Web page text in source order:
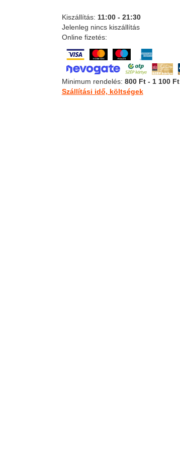
Kiszállítás: 11:00 - 21:30
Jelenleg nincs kiszállítás
Online fizetés:
Minimum rendelés: 800 Ft - 1 100 Ft
Szállítási idő, költségek